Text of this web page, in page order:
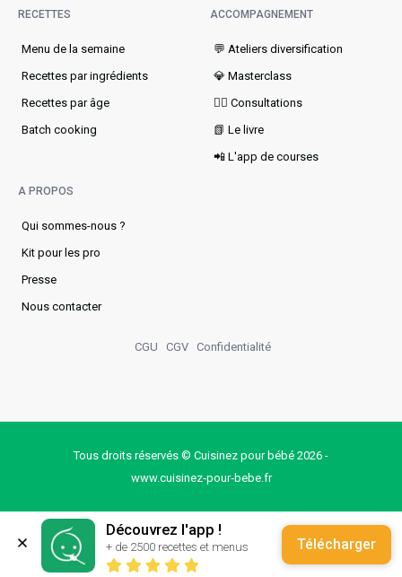
RECETTES
Menu de la semaine​
Recettes par ingrédients
Recettes par âge
Batch cooking
ACCOMPAGNEMENT
💬 Ateliers diversification
💎 Masterclass
👩‍⚕️ Consultations
📗 Le livre
📲 L'app de courses
A PROPOS
Qui sommes-nous ?
Kit pour les pro
Presse
Nous contacter
CGU CGV Confidentialité
Tous droits réservés © Cuisinez pour bébé 2026 -
www.cuisinez‑pour‑bebe.fr
Découvrez l'app !
+ de 2500 recettes et menus Télécharger